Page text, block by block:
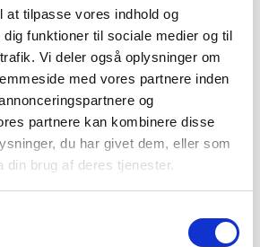
at tilpasse vores indhold og
funktioner til sociale medier og til
Vi deler også oplysninger om
med vores partnere inden
og
partnere kan kombinere disse
du har givet dem, eller som
din brug af deres tjenester.